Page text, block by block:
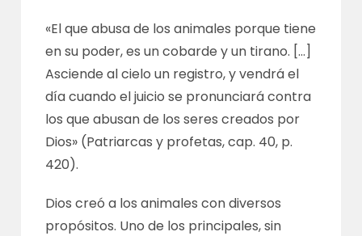
«El que abusa de los animales porque tiene
en su poder, es un cobarde y un tirano. […]
Asciende al cielo un registro, y vendrá el
día cuando el juicio se pronunciará contra
los que abusan de los seres creados por
Dios» (Patriarcas y profetas, cap. 40, p.
420).
Dios creó a los animales con diversos
propósitos. Uno de los principales, sin